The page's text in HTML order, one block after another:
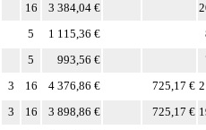
16 3 384,04 €
5 1 115,36 €
5 993,56 €
3 16 4 376,86 € 725,17 €
3 16 3 898,86 € 725,17 €